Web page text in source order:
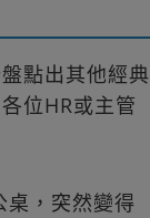
點出其他經典
位HR或主管
桌，突然變得